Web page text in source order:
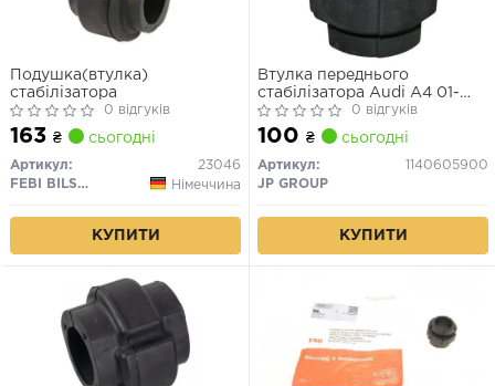
Подушка(втулка)
стабілізатора
0 відгуків
163 ₴ сьогодні
Артикул:
23046
FEBI BILSTEIN
Німеччина
КУПИТИ
Втулка переднього
стабілізатора Audi A4 01-
08/A6 04-11 (29 мм)
0 відгуків
100 ₴ сьогодні
Артикул:
1140605900
JP GROUP
КУПИТИ